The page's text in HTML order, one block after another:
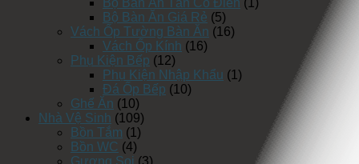
Bộ Bàn Ăn Tân Cổ Điển (1)
Bộ Bàn Ăn Giá Rẻ (5)
Vách Ốp Tường Bàn Ăn (16)
Vách Ốp Kính (16)
Phụ Kiện Bếp (12)
Phụ Kiện Nhập Khẩu (1)
Đá Ốp Bếp (10)
Ghế Ăn (10)
Nhà Vệ Sinh (109)
Bồn Tắm (1)
Bồn WC (4)
Gương Soi (3)